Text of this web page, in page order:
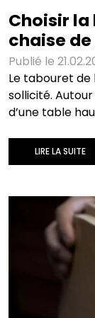
Choisir
chaise
Publié le
Le tabouret
sollicité. Autour
d’une table
confort. Une
du plateau et à
stabilité. Dans
même si le
correctement
méthode est
LIRE LA SUITE